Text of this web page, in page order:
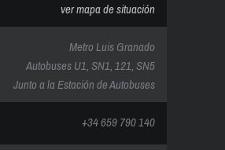
ver mapa de situación
Metro Luis Granado
Autobuses U1, SN1, 121, SN5
Junto a la Estación de Autobuses
+34 659 790 140